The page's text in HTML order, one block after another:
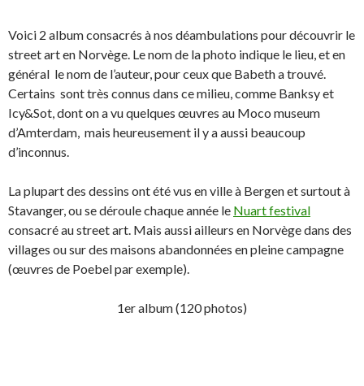
Voici 2 album consacrés à nos déambulations pour découvrir le
street art en Norvège. Le nom de la photo indique le lieu, et en
général le nom de l’auteur, pour ceux que Babeth a trouvé.
Certains sont très connus dans ce milieu, comme Banksy et
Icy&Sot, dont on a vu quelques œuvres au Moco museum
d’Amterdam, mais heureusement il y a aussi beaucoup
d’inconnus.
La plupart des dessins ont été vus en ville à Bergen et surtout à
Stavanger, ou se déroule chaque année le Nuart festival
consacré au street art. Mais aussi ailleurs en Norvège dans des
villages ou sur des maisons abandonnées en pleine campagne
(œuvres de Poebel par exemple).
1er album (120 photos)